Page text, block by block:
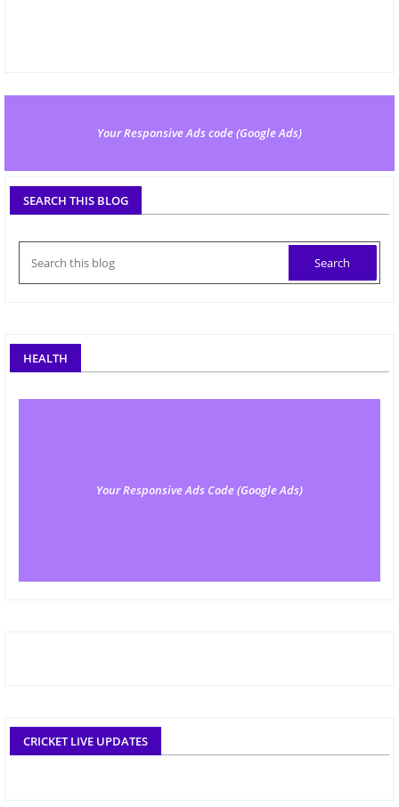
Your Responsive Ads code (Google Ads)
SEARCH THIS BLOG
HEALTH
Your Responsive Ads Code (Google Ads)
CRICKET LIVE UPDATES